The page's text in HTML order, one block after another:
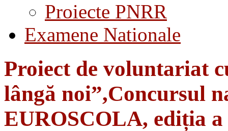
Proiecte PNRR
Examene Nationale
Proiect de voluntariat
lângă noi”,Concursul
EUROSCOLA, ediția